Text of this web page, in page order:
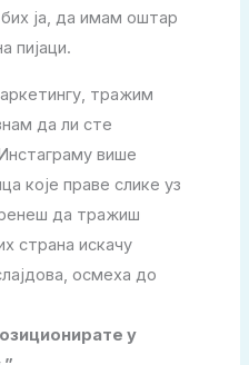
ја, да имам оштар
пијаци.
тражим
да ли сте
више
које праве слике уз
да тражиш
страна искачу
осмеха до
у